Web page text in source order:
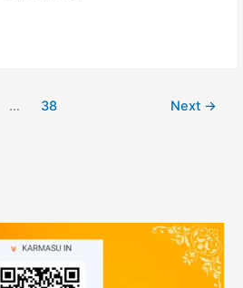
… 38 Next →